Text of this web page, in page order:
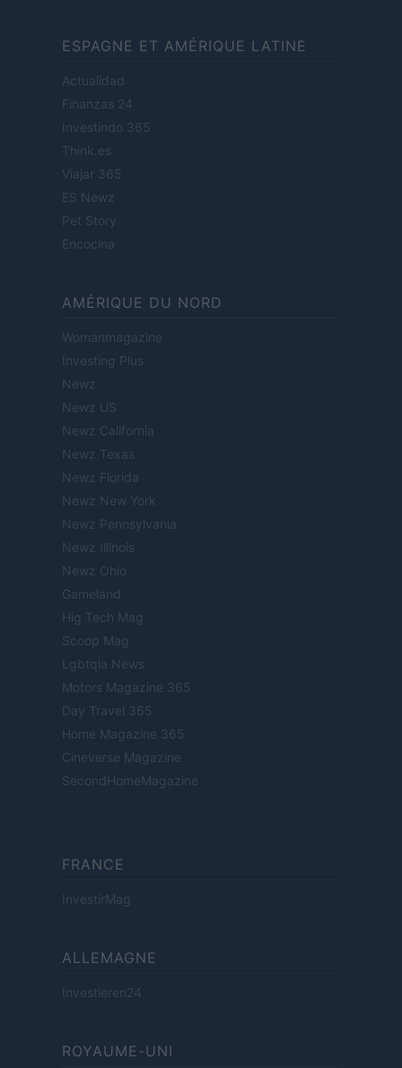
ESPAGNE ET AMÉRIQUE LATINE
Actualidad
Finanzas 24
Investindo 365
Think.es
Viajar 365
ES Newz
Pet Story
Encocina
AMÉRIQUE DU NORD
Womanmagazine
Investing Plus
Newz
Newz US
Newz California
Newz Texas
Newz Florida
Newz New York
Newz Pennsylvania
Newz Illinois
Newz Ohio
Gameland
Hig Tech Mag
Scoop Mag
Lgbtqia News
Motors Magazine 365
Day Travel 365
Home Magazine 365
Cineverse Magazine
SecondHomeMagazine
FRANCE
InvestirMag
ALLEMAGNE
Investieren24
ROYAUME-UNI